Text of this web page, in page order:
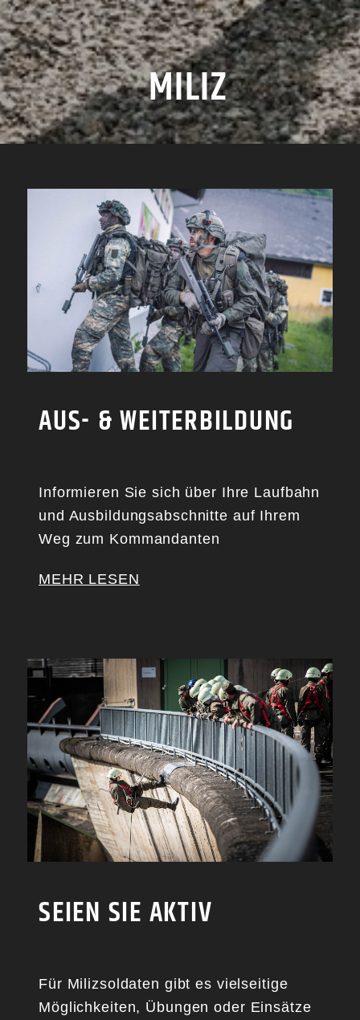
MILIZ
AUS- & WEITERBILDUNG
Informieren Sie sich über Ihre Laufbahn
und Ausbildungsabschnitte auf Ihrem
Weg zum Kommandanten
MEHR LESEN
SEIEN SIE AKTIV
Für Milizsoldaten gibt es vielseitige
Möglichkeiten, Übungen oder Einsätze